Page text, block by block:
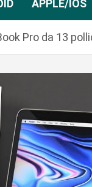
APPLE/IOS
Pro da 13